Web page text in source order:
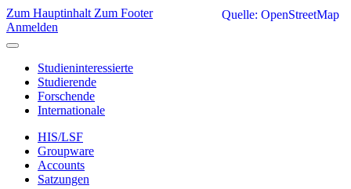
Zum Hauptinhalt Zum Footer
Anmelden
Studieninteressierte
Studierende
Forschende
Internationale
HIS/LSF
Groupware
Accounts
Satzungen
Quelle: OpenStreetMap